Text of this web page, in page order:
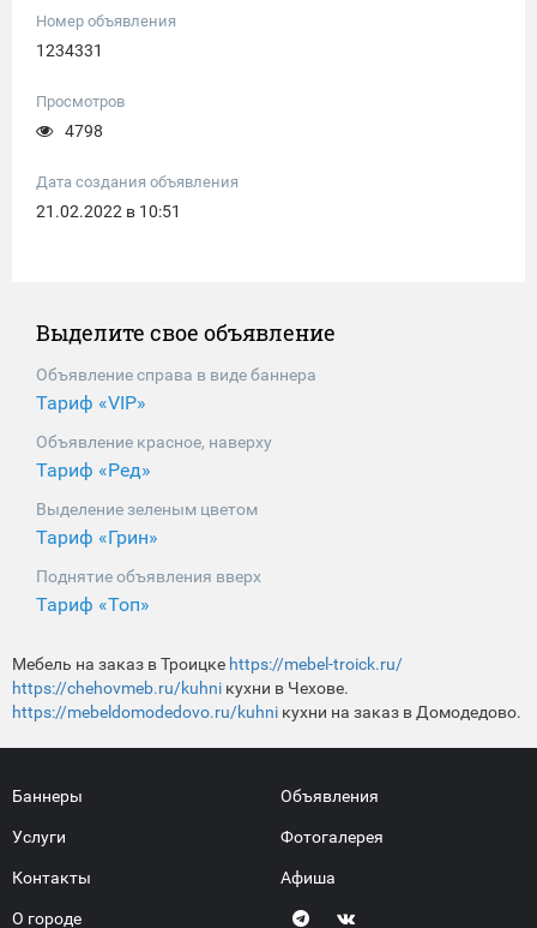
Номер объявления
1234331
Просмотров
4798
Дата создания объявления
21.02.2022 в 10:51
Выделите свое объявление
Объявление справа в виде баннера
Тариф «VIP»
Объявление красное, наверху
Тариф «Ред»
Выделение зеленым цветом
Тариф «Грин»
Поднятие объявления вверх
Тариф «Топ»
Мебель на заказ в Троицке https://mebel-troick.ru/
https://chehovmeb.ru/kuhni кухни в Чехове.
https://mebeldomodedovo.ru/kuhni кухни на заказ в Домодедово.
Баннеры
Услуги
Контакты
О городе
Объявления
Фотогалерея
Афиша